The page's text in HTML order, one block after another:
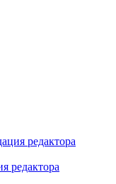
редактора
редактора